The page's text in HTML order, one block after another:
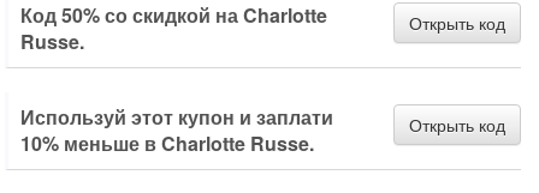
Код 50% со скидкой на Charlotte
Russe.
Открыть код
Используй этот купон и заплати
10% меньше в Charlotte Russe.
Открыть код